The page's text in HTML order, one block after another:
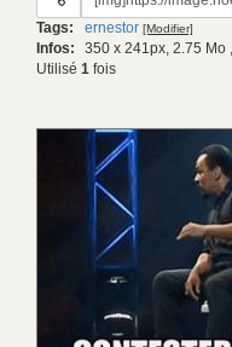
gif:
Tags: ernestor [Modifier]
Infos: 350 x 241px, 2.75 Mo ,
Utilisé 1 fois